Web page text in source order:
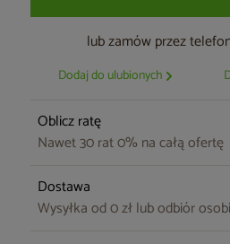
lub zamów przez
Dodaj do ulubionych
Oblicz ratę
Nawet 30 rat 0% na całą ofertę
Dostawa
Wysyłka od 0 zł lub odbiór